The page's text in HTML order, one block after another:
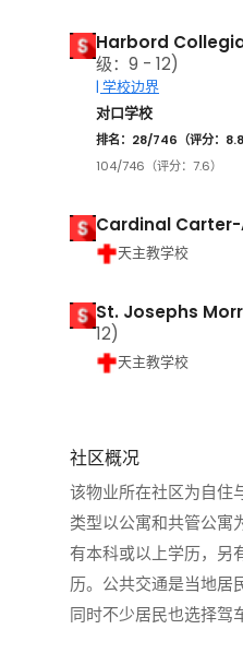
Harbord
级：9 - 12)
| 学校边界
对口学校
排名：28/746（评分：8.8
104/746（评分：7.6）
Cardinal
天主教学校
St. Josephs
12)
天主教学校
社区概况
该物业所在社区为自住
类型以公寓和共管公寓
有本科或以上学历，另
历。公共交通是当地居
同时不少居民也选择驾